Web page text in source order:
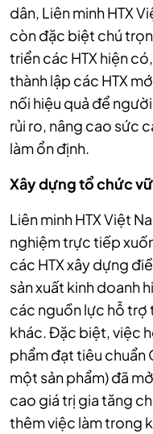
dân, Liên minh HTX
còn đặc biệt chú
triển các HTX hiện
thành lập các HTX
nối hiệu quả để
rủi ro, nâng cao sức
làm ổn định.
Xây dựng tổ chức
Liên minh HTX Việt
nghiệm trực tiếp
các HTX xây dựng
sản xuất kinh doanh
các nguồn lực hỗ trợ
khác. Đặc biệt, việc
phẩm đạt tiêu chuẩn
một sản phẩm) đã
cao giá trị gia tăng
thêm việc làm trong